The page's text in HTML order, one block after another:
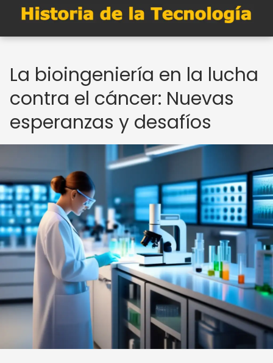
La bioingeniería en la lucha
contra el cáncer: Nuevas
esperanzas y desafíos